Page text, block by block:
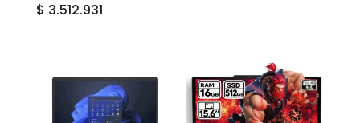
$ 3.512.931